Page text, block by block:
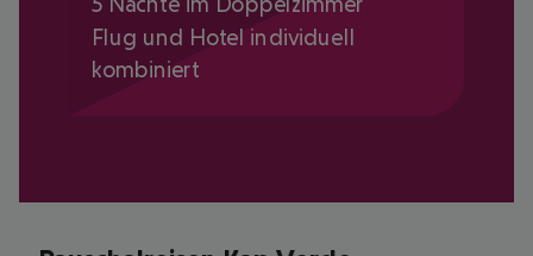
Flug und Hotel individuell
kombiniert